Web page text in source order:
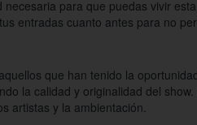
para que puedas vivir
entradas cuanto antes para no
que han tenido la
la calidad y originalidad del
artistas y la ambientación.